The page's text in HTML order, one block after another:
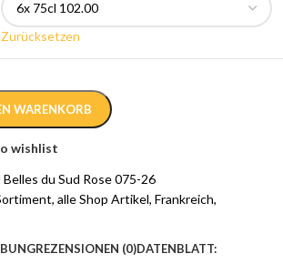
Zurücksetzen
WARENKORB
wishlist
Belles du Sud Rose 075-26
, alle Shop Artikel, Frankreich,
REZENSIONEN (0)DATENBLATT: